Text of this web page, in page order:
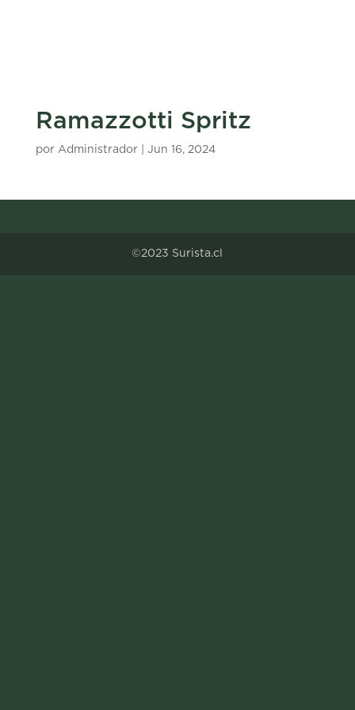
Ramazzotti Spritz
por Administrador| Jun 16, 2024
©2023 Surista.cl